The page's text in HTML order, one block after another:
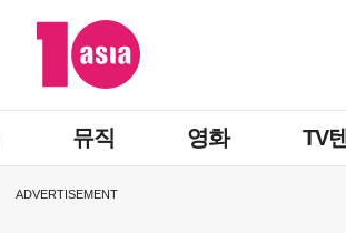
뮤직 영화 TV텐
ADVERTISEMENT